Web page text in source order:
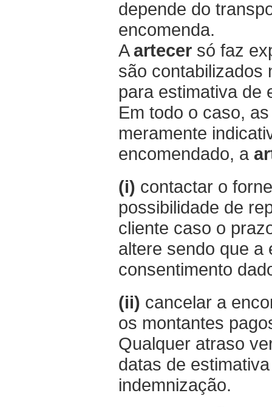
depende do
encomenda.
Aartecer só faz
são contabilizados
para estimativa de
Em todo o caso,
meramente
encomendado, a
(i) contactar o
possibilidade de
cliente caso o
altere sendo que a
consentimento
(ii) cancelar a
os montantes
Qualquer atraso
datas de
indemnização.